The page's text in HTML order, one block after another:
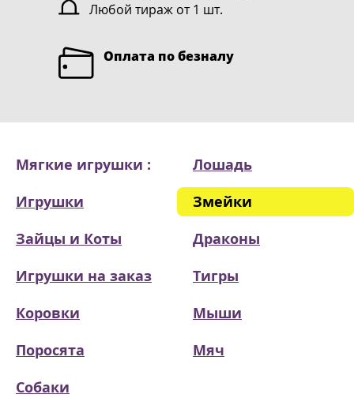
Любой тираж от 1 шт.
Оплата по безналу
Мягкие игрушки :
Лошадь
Игрушки
Змейки
Зайцы и Коты
Драконы
Игрушки на заказ
Тигры
Коровки
Мыши
Поросята
Мяч
Собаки